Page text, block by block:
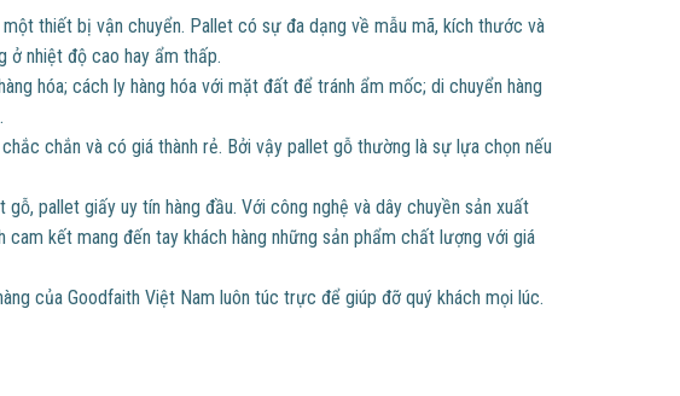
thiết bị vận chuyển. Pallet có sự đa dạng về mẫu mã, kích thước và
ở nhiệt độ cao hay ẩm thấp.
hóa; cách ly hàng hóa với mặt đất để tránh ẩm mốc; di chuyển hàng
chắn và có giá thành rẻ. Bởi vậy pallet gỗ thường là sự lựa chọn nếu
pallet giấy uy tín hàng đầu. Với công nghệ và dây chuyền sản xuất
kết mang đến tay khách hàng những sản phẩm chất lượng với giá
của Goodfaith Việt Nam luôn túc trực để giúp đỡ quý khách mọi lúc.